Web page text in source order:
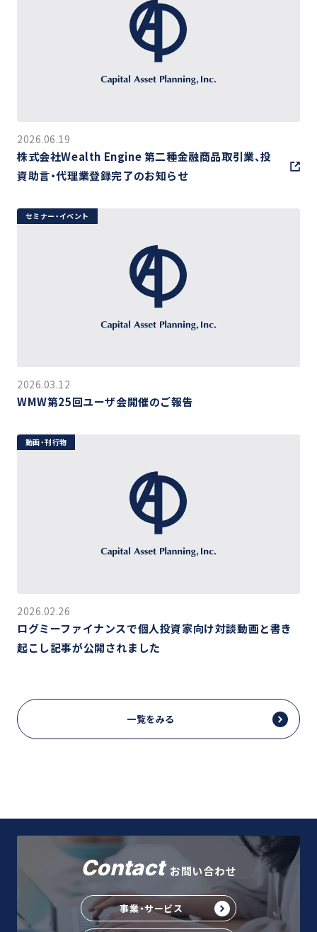
2026.06.19
株式会社Wealth Engine 第二種金融商品取引業、投
資助言・代理業登録完了のお知らせ
セミナー・イベント
2026.03.12
WMW第25回ユーザ会開催のご報告
動画・刊行物
2026.02.26
ログミーファイナンスで個人投資家向け対談動画と書き
起こし記事が公開されました
一覧をみる
Contact お問い合わせ
事業・サービス